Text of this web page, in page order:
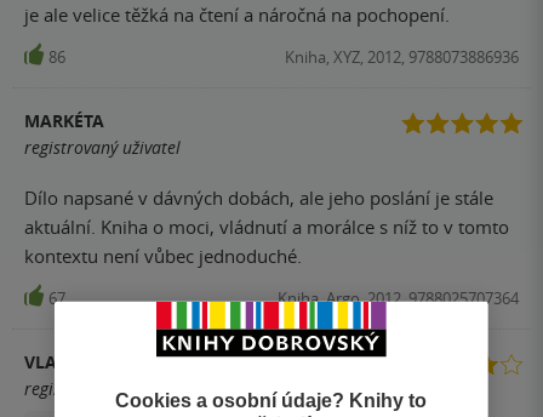
je ale velice těžká na čtení a náročná na pochopení.
86 Kniha, XYZ, 2012, 9788073886936
MARKÉTA
registrovaný uživatel
Dílo napsané v dávných dobách, ale jeho poslání je stále
aktuální. Kniha o moci, vládnutí a morálce s níž to v tomto
kontextu není vůbec jednoduché.
67 Kniha, Argo, 2012, 9788025707364
VLASTIMIL SCHWARZ
registrovaný uživatelCookies a osobní údaje? Knihy to